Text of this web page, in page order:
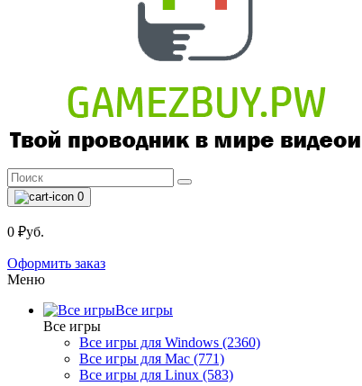
0
0 ₽уб.
Оформить заказ
Меню
Все игры
Все игры
Все игры для Windows (2360)
Все игры для Mac (771)
Все игры для Linux (583)